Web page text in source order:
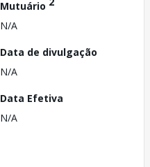
Mutuário
N/A
Data de divulgação
N/A
Data Efetiva
N/A